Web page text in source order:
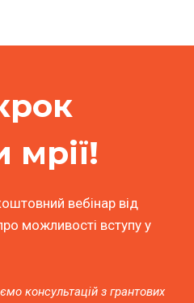
мрії!
вебінар від
можливості вступу у
консультацій з грантових